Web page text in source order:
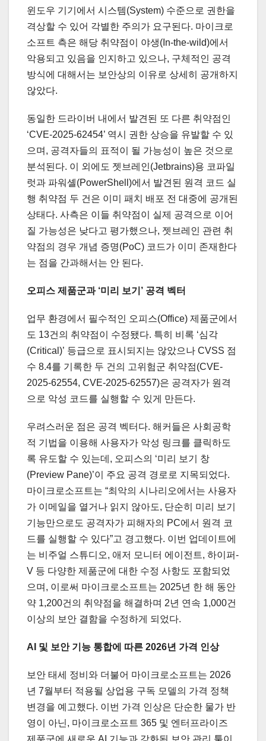
윈도우 기기에서 시스템(System) 수준으로 권한을
격상할 수 있어 각별한 주의가 요구된다. 마이크로
소프트 측은 해당 취약점이 야생(In-the-wild)에서
악용되고 있음을 인지하고 있으나, 구체적인 공격
방식에 대해서는 보안상의 이유로 상세히 공개하지
않았다.
동일한 드라이버 내에서 발견된 또 다른 취약점인
‘CVE-2025-62454’ 역시 권한 상승을 유발할 수 있
으며, 공격자들의 표적이 될 가능성이 높은 것으로
분석된다. 이 외에도 젯브레인(Jetbrains)용 코파일
럿과 파워셸(PowerShell)에서 발견된 원격 코드 실
행 취약점 두 건은 이미 패치 배포 전 대중에 공개된
상태다. 사측은 이들 취약점이 실제 공격으로 이어
질 가능성은 낮다고 평가했으나, 젯브레인 관련 취
약점의 경우 개념 증명(PoC) 코드가 이미 존재한다
는 점을 간과해서는 안 된다.
오피스 제품군과 ‘미리 보기’ 공격 벡터
업무 환경에서 필수적인 오피스(Office) 제품군에서
도 13건의 취약점이 수정됐다. 특히 비록 ‘심각
(Critical)’ 등급으로 표시되지는 않았으나 CVSS 점
수 8.4를 기록한 두 건의 고위험군 취약점(CVE-
2025-62554, CVE-2025-62557)은 공격자가 원격
으로 악성 코드를 실행할 수 있게 만든다.
우려스러운 점은 공격 벡터다. 해커들은 사회공학
적 기법을 이용해 사용자가 악성 링크를 클릭하도
록 유도할 수 있는데, 오피스의 ‘미리 보기 창
(Preview Pane)’이 주요 공격 경로로 지목되었다.
마이크로소프트는 “최악의 시나리오에서는 사용자
가 이메일을 열거나 읽지 않아도, 단순히 미리 보기
기능만으로도 공격자가 피해자의 PC에서 원격 코
드를 실행할 수 있다”고 경고했다. 이번 업데이트에
는 비주얼 스튜디오, 애저 모니터 에이전트, 하이퍼-
V 등 다양한 제품군에 대한 수정 사항도 포함되었
으며, 이로써 마이크로소프트는 2025년 한 해 동안
약 1,200건의 취약점을 해결하며 2년 연속 1,000건
이상의 보안 결함을 수정하게 되었다.
AI 및 보안 기능 통합에 따른 2026년 가격 인상
보안 태세 정비와 더불어 마이크로소프트는 2026
년 7월부터 적용될 상업용 구독 모델의 가격 정책
변경을 예고했다. 이번 가격 인상은 단순한 물가 반
영이 아닌, 마이크로소프트 365 및 엔터프라이즈
제품군에 새로운 AI 기능과 강화된 보안 관리 툴이